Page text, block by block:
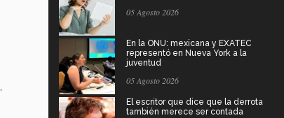
05 Agosto 2026
En la ONU: mexicana y EXATEC
representó en Nueva York a la
juventud
05 Agosto 2026
El escritor que dice que la derrota
también merece ser contada